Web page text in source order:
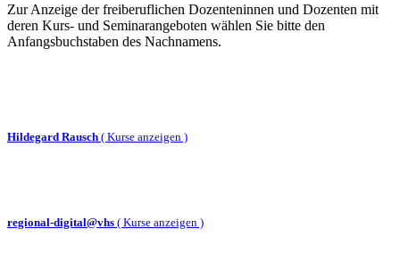
Zur Anzeige der freiberuflichen Dozenteninnen und Dozenten mit
deren Kurs- und Seminarangeboten wählen Sie bitte den
Anfangsbuchstaben des Nachnamens.
Hildegard Rausch ( Kurse anzeigen )
regional-digital@vhs ( Kurse anzeigen )